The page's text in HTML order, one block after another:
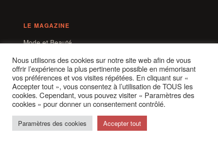
LE MAGAZINE
Mode et Beauté
Contact
Mentions légales
© 2026 Mode & Beauté —
Nous utilisons des cookies sur notre site web afin de vous
offrir l’expérience la plus pertinente possible en mémorisant
vos préférences et vos visites répétées. En cliquant sur «
Accepter tout », vous consentez à l’utilisation de TOUS les
cookies. Cependant, vous pouvez visiter « Paramètres des
cookies » pour donner un consentement contrôlé.
Paramètres des cookies Accepter tout